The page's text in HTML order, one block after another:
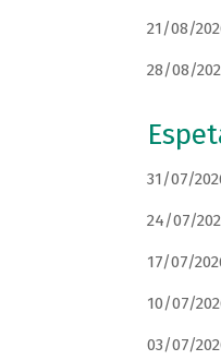
21/08/
28/08/
31/07/
24/07/
17/07/
10/07/
03/07/